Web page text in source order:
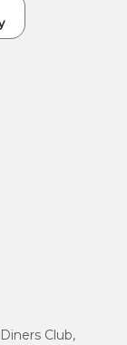
Club,